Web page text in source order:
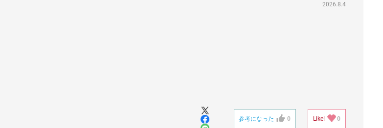
2026.8.4
参考になった 0 Like! 0